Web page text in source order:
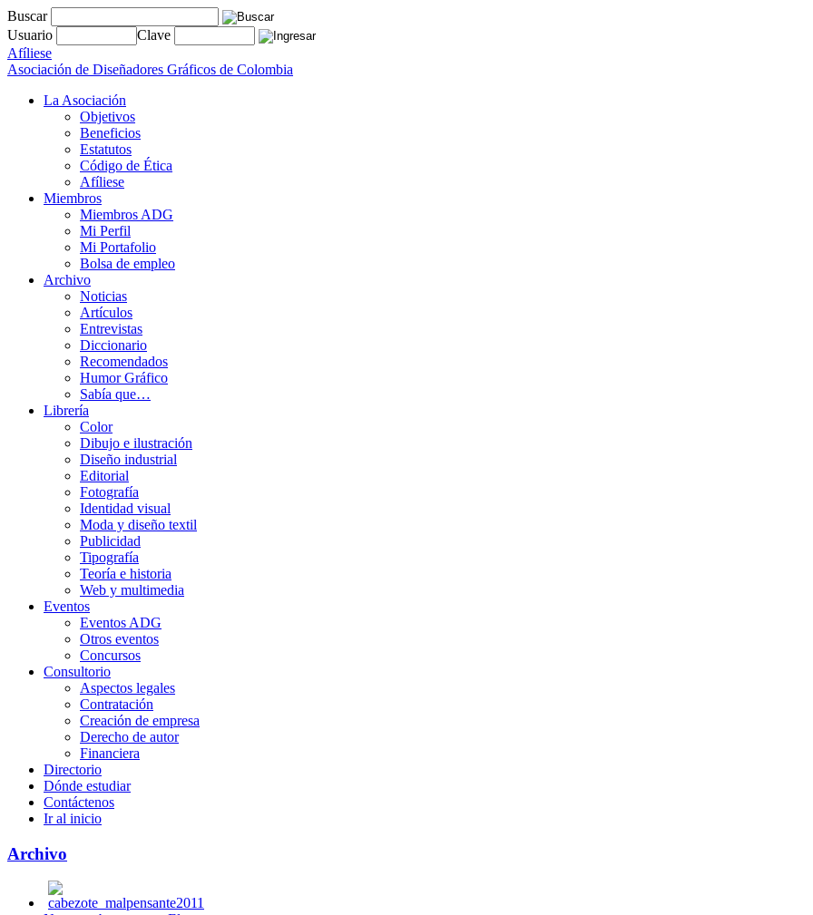
Buscar
Usuario
Clave
Afíliese
Asociación de Diseñadores Gráficos de Colombia
La Asociación
Objetivos
Beneficios
Estatutos
Código de Ética
Afíliese
Miembros
Miembros ADG
Mi Perfil
Mi Portafolio
Bolsa de empleo
Archivo
Noticias
Artículos
Entrevistas
Diccionario
Recomendados
Humor Gráfico
Sabía que…
Librería
Color
Dibujo e ilustración
Diseño industrial
Editorial
Fotografía
Identidad visual
Moda y diseño textil
Publicidad
Tipografía
Teoría e historia
Web y multimedia
Eventos
Eventos ADG
Otros eventos
Concursos
Consultorio
Aspectos legales
Contratación
Creación de empresa
Derecho de autor
Financiera
Directorio
Dónde estudiar
Contáctenos
Ir al inicio
Archivo